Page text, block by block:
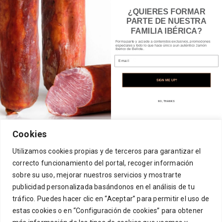
Cookies
Utilizamos cookies propias y de terceros para garantizar el
correcto funcionamiento del portal, recoger información
sobre su uso, mejorar nuestros servicios y mostrarte
publicidad personalizada basándonos en el análisis de tu
tráfico. Puedes hacer clic en “Aceptar” para permitir el uso de
estas cookies o en “Configuración de cookies” para obtener
EXPERIENCIAS GASTRONÓMICAS
TIENDA
CONTACTO
Contraseña*Obligatorio
Recuérdame
ACCESO
¿Olvidaste la contraseña?
[mc4wp_form id=21156]
¿QUIERES FORMAR
PARTE DE NUESTRA
FAMILIA IBÉRICA?
Forma parte y accede a contenidos exclusivos, promociones
especiales y todo lo que hace único a un auténtico Jamón
Ibérico de Bellota.
Email
SIGN ME UP!
NO, THANKS